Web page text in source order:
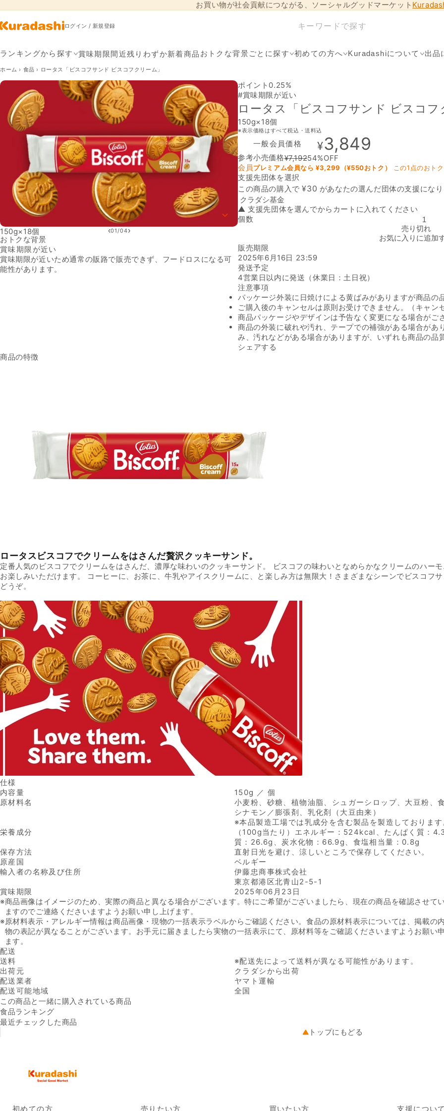
お買い物が社会貢献につながる、ソーシャルグッドマーケット
ログイン / 新規登録
ランキングから探す 賞味期限間近残りわずか新着商品 おトクな背景ごとに探す 初めての方へ Kuradashiについて 出品
ホーム › 食品 › ロータス「ビスコフサンド ビスコフクリーム」
150g×18個 ‹01/04›
おトクな背景
賞味期限が近い
賞味期限が近いため通常の販路で販売できず、フードロスになる可
能性があります。
ポイント0.25%
#賞味期限が近い
ロータス「ビスコフサンド ビスコフ
150g×18個
※表示価格はすべて税込・送料込
一般会員価格 ¥3,849
参考小売価格¥7,19254%OFF
会員プレミアム会員なら ¥3,299 （¥550おトク） この1点のおト
支援先団体を選択
この商品の購入で¥30 があなたの選んだ団体の支援にな
支援先団体
▲ 支援先団体を選んでからカートに入れてください
個数ロータス「ビスコフサンド ビスコフクリーム」の数量を減らす
売り切れ
お気に入りに追加
販売期限
2025年6月16日 23:59
発送予定
4営業日以内に発送（休業日：土日祝）
注意事項
パッケージ外装に日焼けによる黄ばみがありますが商品の
ご購入後のキャンセルは原則お受けできません。（キャン
商品パッケージやデザインは予告なく変更になる場合がご
商品の外装に破れや汚れ、テープでの補強がある場合があ
み、汚れなどがある場合がありますが、いずれも商品の品
シェアする
商品の特徴
ロータスビスコフでクリームをはさんだ贅沢クッキーサンド。
定番人気のビスコフでクリームをはさんだ、濃厚な味わいのクッキーサンド。 ビスコフの味わいとなめらかなクリームのハー
お楽しみいただけます。 コーヒーに、お茶に、牛乳やアイスクリームに、と楽しみ方は無限大！さまざまなシーンでビスコフ
どうぞ。
仕様
内容量
150g ／ 個
原材料名
小麦粉、砂糖、植物油脂、シュガーシロップ、大豆粉、食
シナモン／膨張剤、乳化剤（大豆由来）
※本品製造工場では乳成分を含む製品を製造しております
栄養成分
（100g当たり）エネルギー：524kcal、たんぱく質：
質：26.6g、炭水化物：66.9g、食塩相当量：0.8g
保存方法
直射日光を避け、涼しいところで保存してください。
原産国
ベルギー
輸入者の名称及び住所
伊藤忠商事株式会社
東京都港区北青山2-5-1
賞味期限
2025年06月23日
※商品画像はイメージのため、実際の商品と異なる場合がございます。特にご希望がございましたら、現在の商品を確認させて
ますのでご連絡くださいますようお願い申し上げます。
※原材料表示・アレルギー情報は商品画像・現物の一括表示ラベルからご確認ください。食品の原材料表示については、掲載の
物の表記が異なることがございます。お手元に届きましたら実物の一括表示にて、原材料等をご確認くださいますようお願い
ます。
配送
送料
※配送先によって送料が異なる可能性があります。
出荷元
クラダシから出荷
配送業者
ヤマト運輸
配送可能地域
全国
この商品と一緒に購入されている商品
食品ランキング
最近チェックした商品
トップにもどる
初めての方 売りたい方 買いたい方 支援につい